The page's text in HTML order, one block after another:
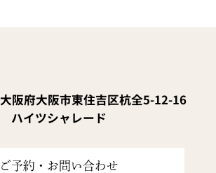
阪府大阪市東住吉区杭全5-12-16
ハイツシャレード
ご予約・お問い合わせ